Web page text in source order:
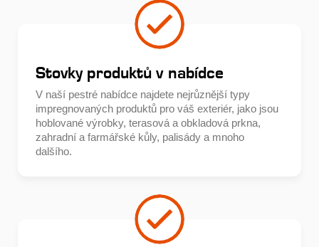
Stovky produktů v nabídce
V naší pestré nabídce najdete nejrůznější typy
impregnovaných produktů pro váš exteriér, jako jsou
hoblované výrobky, terasová a obkladová prkna,
zahradní a farmářské kůly, palisády a mnoho
dalšího.